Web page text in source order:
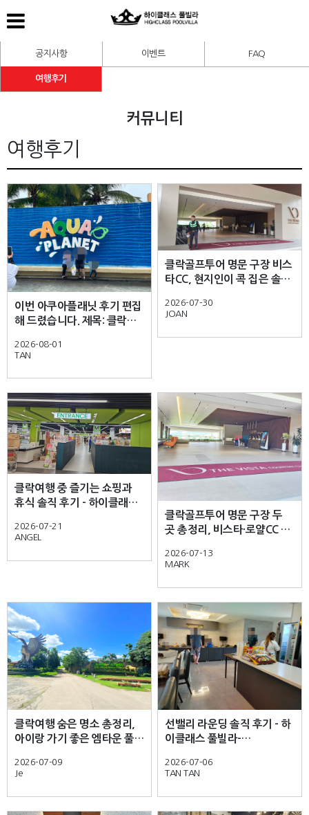
공지사항 이벤트 FAQ
여행후기
커뮤니티
여행후기
이번 아쿠아플래닛 후기 편집
해 드렸습니다. 제목: 클락여
플래닛, 실패 없는 코스 총정
Every moment at Aqua
Planet and the high‑class
pool villa was absolutely
wonderful!
2026-08-01
TAN
클락골프투어 명문 구장 비스
타CC, 현지인이 콕 집은 솔직
Absolutely Exquisite: Vista
2026-07-30
JOAN
클락여행 중 즐기는 쇼핑과
휴식 솔직 후기 - 하이클래스
Highclass Pool Villa in
absolutely lovely
2026-07-21
ANGEL
클락골프투어 명문 구장 두
곳 총정리, 비스타·로얄CC 솔
2026-07-13
MARK
클락여행 숨은 명소 총정리,
아이랑 가기 좋은 엠타운 풀
2026-07-09
Je
선밸리 라운딩 솔직 후기 - 하
이클래스 풀빌라-
Experience!
2026-07-06
TAN TAN